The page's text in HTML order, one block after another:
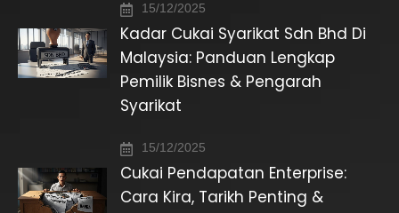
15/12/2025
Kadar Cukai Syarikat Sdn Bhd Di
Malaysia: Panduan Lengkap
Pemilik Bisnes & Pengarah
Syarikat
15/12/2025
Cukai Pendapatan Enterprise:
Cara Kira, Tarikh Penting &